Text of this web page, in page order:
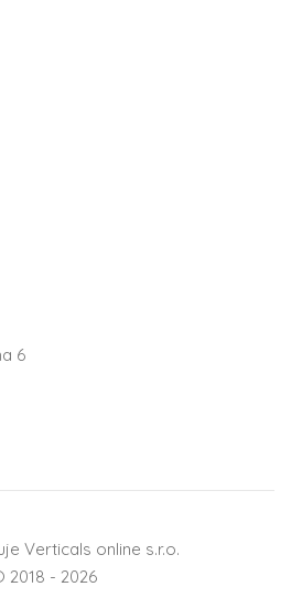
6
Verticals online s.r.o.
2018 - 2026